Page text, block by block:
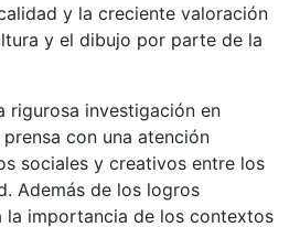
y la creciente valoración
y el dibujo por parte de la
rigurosa investigación en
con una atención
sociales y creativos entre los
Además de los logros
la importancia de los contextos